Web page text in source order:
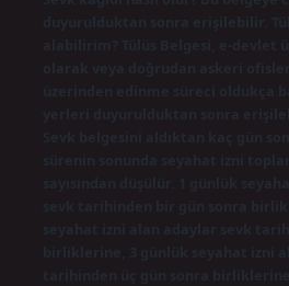
duyurulduktan sonra erişilebilir.
alabilirim? Tülüs Belgesi, e-devlet
olarak veya doğrudan askeri
üzerinden edinme süreci oldukça
yerleri duyurulduktan sonra
Sevk belgesini aldıktan kaç gün
sürenin sonunda seyahat izni
sayısından düşülür. 1 günlük
sevk tarihinden bir gün sonra
seyahat izni alan adaylar sevk
birliklerine, 3 günlük seyahat izni
tarihinden üç gün sonra